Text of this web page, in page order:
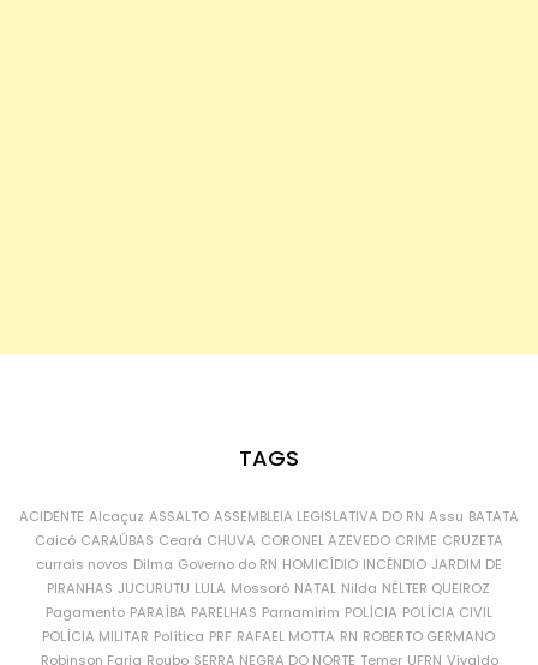
TAGS
ACIDENTE Alcaçuz ASSALTO ASSEMBLEIA LEGISLATIVA DO RN Assu BATATA
Caicó CARAÚBAS Ceará CHUVA CORONEL AZEVEDO CRIME CRUZETA
currais novos Dilma Governo do RN HOMICÍDIO INCÊNDIO JARDIM DE
PIRANHAS JUCURUTU LULA Mossoró NATAL Nilda NÉLTER QUEIROZ
Pagamento PARAÍBA PARELHAS Parnamirim POLÍCIA POLÍCIA CIVIL
POLÍCIA MILITAR Política PRF RAFAEL MOTTA RN ROBERTO GERMANO
Robinson Faria Roubo SERRA NEGRA DO NORTE Temer UFRN Vivaldo